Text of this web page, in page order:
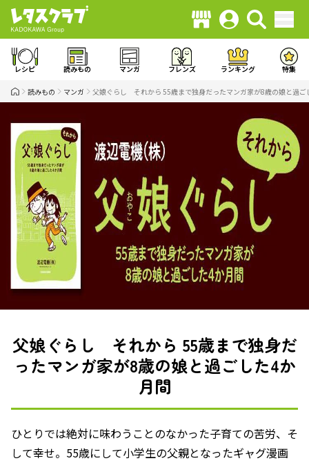
レシピ 読みもの マンガ フレンズ ランキング 特集
読みもの マンガ 父娘ぐらし それから 55歳まで独身だったマンガ家が8歳の娘と過ご
父娘ぐらし それから 55歳まで独身だ
ったマンガ家が8歳の娘と過ごした4か
月間
ひとりでは絶対に味わうことのなかった子育ての苦労、そ
して幸せ。55歳にして小学生の父親となったギャグ漫画